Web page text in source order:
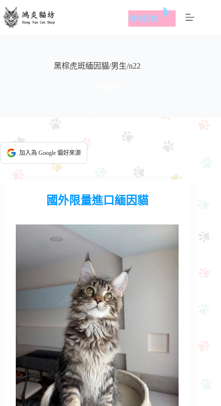
跳
至
價格諮詢
黑棕虎斑緬因貓/男生/n22
加入為 Google 偏好來源
國外限量進口緬因貓